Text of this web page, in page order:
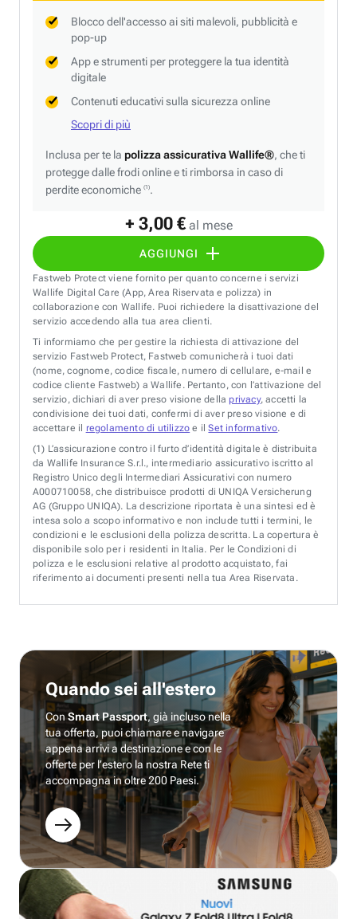
+ 3,00 € al mese
AGGIUNGI
Blocco dell'accesso ai siti malevoli, pubblicità e
pop-up
App e strumenti per proteggere la tua identità
digitale
Contenuti educativi sulla sicurezza online
Scopri di più
Inclusa per te la polizza assicurativa Wallife®, che ti
protegge dalle frodi online e ti rimborsa in caso di
perdite economiche (1).
Fastweb Protect viene fornito per quanto concerne i servizi
Wallife Digital Care (App, Area Riservata e polizza) in
collaborazione con Wallife. Puoi richiedere la disattivazione del
servizio accedendo alla tua area clienti.
Ti informiamo che per gestire la richiesta di attivazione del
servizio Fastweb Protect, Fastweb comunicherà i tuoi dati
(nome, cognome, codice fiscale, numero di cellulare, e-mail e
codice cliente Fastweb) a Wallife. Pertanto, con l’attivazione del
servizio, dichiari di aver preso visione della privacy, accetti la
condivisione dei tuoi dati, confermi di aver preso visione e di
accettare il regolamento di utilizzo e ilSet informativo.
(1) L’assicurazione contro il furto d’identità digitale è distribuita
da Wallife Insurance S.r.l., intermediario assicurativo iscritto al
Registro Unico degli Intermediari Assicurativi con numero
A000710058, che distribuisce prodotti di UNIQA Versicherung
AG (Gruppo UNIQA). La descrizione riportata è una sintesi ed è
intesa solo a scopo informativo e non include tutti i termini, le
condizioni e le esclusioni della polizza descritta. La copertura è
disponibile solo per i residenti in Italia. Per le Condizioni di
polizza e le esclusioni relative al prodotto acquistato, fai
riferimento ai documenti presenti nella tua Area Riservata.
Quando sei all'estero
ConSmart Passport, già incluso nella
tua offerta, puoi chiamare e navigare
appena arrivi a destinazione e con le
offerte per l’estero la nostra Rete ti
accompagna in oltre 200 Paesi.